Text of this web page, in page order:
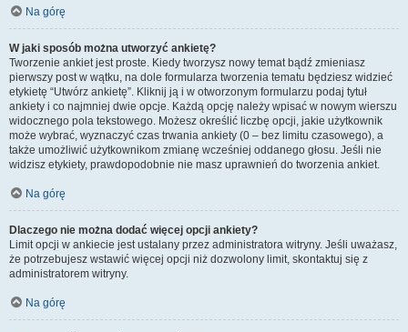
Na górę
W jaki sposób można utworzyć ankietę?
Tworzenie ankiet jest proste. Kiedy tworzysz nowy temat bądź zmieniasz
pierwszy post w wątku, na dole formularza tworzenia tematu będziesz widzieć
etykietę “Utwórz ankietę”. Kliknij ją i w otworzonym formularzu podaj tytuł
ankiety i co najmniej dwie opcje. Każdą opcję należy wpisać w nowym wierszu
widocznego pola tekstowego. Możesz określić liczbę opcji, jakie użytkownik
może wybrać, wyznaczyć czas trwania ankiety (0 – bez limitu czasowego), a
także umożliwić użytkownikom zmianę wcześniej oddanego głosu. Jeśli nie
widzisz etykiety, prawdopodobnie nie masz uprawnień do tworzenia ankiet.
Na górę
Dlaczego nie można dodać więcej opcji ankiety?
Limit opcji w ankiecie jest ustalany przez administratora witryny. Jeśli uważasz,
że potrzebujesz wstawić więcej opcji niż dozwolony limit, skontaktuj się z
administratorem witryny.
Na górę